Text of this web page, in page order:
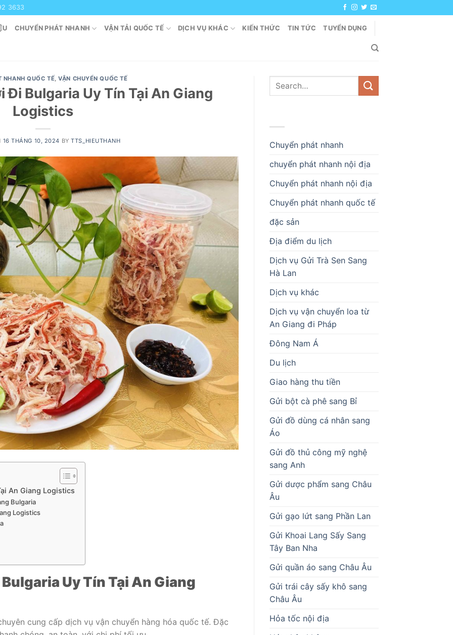
3633
CHUYỂN PHÁT NHANH VẬN TẢI QUỐC TẾ DỊCH VỤ KHÁC KIẾN THỨC TIN TỨC TUYỂN DỤNG
NHANH QUỐC TẾ,VẬN CHUYỂN QUỐC TẾ
Đi Bulgaria Uy Tín Tại An Giang
Logistics
16 THÁNG 10, 2024 BYTTS_HIEUTHANH
An Giang Logistics
Bulgaria
Logistics
Uy Tín Tại An Giang
cung cấp dịch vụ vận chuyển hàng hóa quốc tế. Đặc
Chuyển phát nhanh
chuyển phát nhanh nội địa
Chuyển phát nhanh nội địa
Chuyển phát nhanh quốc tế
đặc sản
Địa điểm du lịch
Dịch vụ Gửi Trà Sen Sang
Hà Lan
Dịch vụ khác
Dịch vụ vận chuyển loa từ
An Giang đi Pháp
Đông Nam Á
Du lịch
Giao hàng thu tiền
Gửi bột cà phê sang Bỉ
Gửi đồ dùng cá nhân sang
Áo
Gửi đồ thủ công mỹ nghệ
sang Anh
Gửi dược phẩm sang Châu
Âu
Gửi gạo lứt sang Phần Lan
Gửi Khoai Lang Sấy Sang
Tây Ban Nha
Gửi quần áo sang Châu Âu
Gửi trái cây sấy khô sang
Châu Âu
Hỏa tốc nội địa